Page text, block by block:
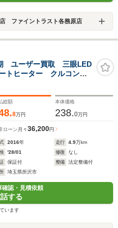
ファイントラスト各務原店
ユーザー買取 三眼LED
トヒーター クルコン
総額
8万円
本体価格
238.0万円
ローン 月々36,200円
2016年 走行 4.9万km
'28/01 修復
なし
保証付 整備
法定整備付
埼玉県所沢市
確認・見積依頼
する
います